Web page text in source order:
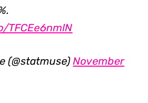
TFCEe6nmlN
(@statmuse)November